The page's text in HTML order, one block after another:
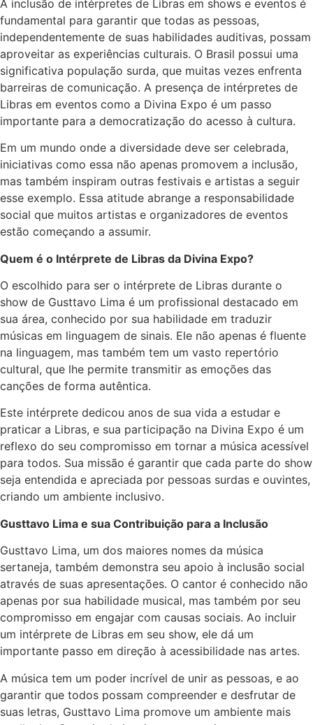
A inclusão de intérpretes de Libras em shows e eventos é
fundamental para garantir que todas as pessoas,
independentemente de suas habilidades auditivas, possam
aproveitar as experiências culturais. O Brasil possui uma
significativa população surda, que muitas vezes enfrenta
barreiras de comunicação. A presença de intérpretes de
Libras em eventos como a Divina Expo é um passo
importante para a democratização do acesso à cultura.
Em um mundo onde a diversidade deve ser celebrada,
iniciativas como essa não apenas promovem a inclusão,
mas também inspiram outras festivais e artistas a seguir
esse exemplo. Essa atitude abrange a responsabilidade
social que muitos artistas e organizadores de eventos
estão começando a assumir.
Quem é o Intérprete de Libras da Divina Expo?
O escolhido para ser o intérprete de Libras durante o
show de Gusttavo Lima é um profissional destacado em
sua área, conhecido por sua habilidade em traduzir
músicas em linguagem de sinais. Ele não apenas é fluente
na linguagem, mas também tem um vasto repertório
cultural, que lhe permite transmitir as emoções das
canções de forma autêntica.
Este intérprete dedicou anos de sua vida a estudar e
praticar a Libras, e sua participação na Divina Expo é um
reflexo do seu compromisso em tornar a música acessível
para todos. Sua missão é garantir que cada parte do show
seja entendida e apreciada por pessoas surdas e ouvintes,
criando um ambiente inclusivo.
Gusttavo Lima e sua Contribuição para a Inclusão
Gusttavo Lima, um dos maiores nomes da música
sertaneja, também demonstra seu apoio à inclusão social
através de suas apresentações. O cantor é conhecido não
apenas por sua habilidade musical, mas também por seu
compromisso em engajar com causas sociais. Ao incluir
um intérprete de Libras em seu show, ele dá um
importante passo em direção à acessibilidade nas artes.
A música tem um poder incrível de unir as pessoas, e ao
garantir que todos possam compreender e desfrutar de
suas letras, Gusttavo Lima promove um ambiente mais